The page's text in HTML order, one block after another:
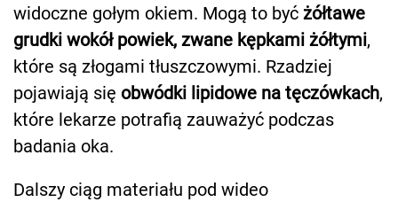
widoczne gołym okiem. Mogą to być żółtawe
grudki wokół powiek, zwane kępkami żółtymi,
które są złogami tłuszczowymi. Rzadziej
pojawiają się obwódki lipidowe na tęczówkach,
które lekarze potrafią zauważyć podczas
badania oka.
Dalszy ciąg materiału pod wideo